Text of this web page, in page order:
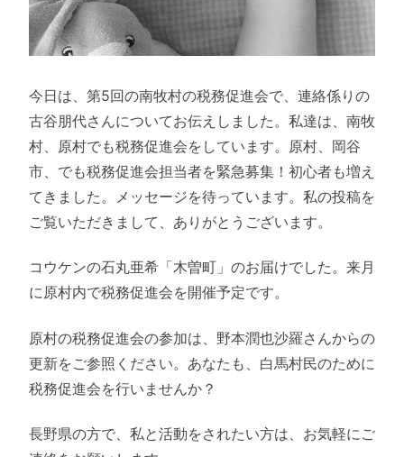
今日は、第5回の南牧村の税務促進会で、連絡係りの
古谷朋代さんについてお伝えしました。私達は、南牧
村、原村でも税務促進会をしています。原村、岡谷
市、でも税務促進会担当者を緊急募集！初心者も増え
てきました。メッセージを待っています。私の投稿を
ご覧いただきまして、ありがとうございます。
コウケンの石丸亜希「木曽町」のお届けでした。来月
に原村内で税務促進会を開催予定です。
原村の税務促進会の参加は、野本潤也沙羅さんからの
更新をご参照ください。あなたも、白馬村民のために
税務促進会を行いませんか？
長野県の方で、私と活動をされたい方は、お気軽にご